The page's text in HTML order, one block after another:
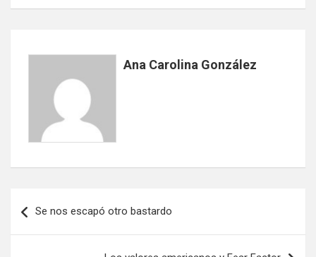
Ana Carolina González
de
Se nos escapó otro bastardo